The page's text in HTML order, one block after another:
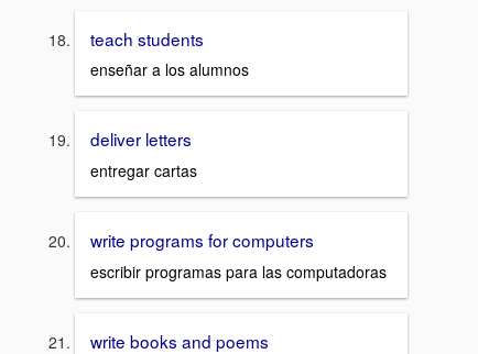
teach students
enseñar a los alumnos
deliver letters
entregar cartas
write programs for computers
escribir programas para las computadoras
write books and poems